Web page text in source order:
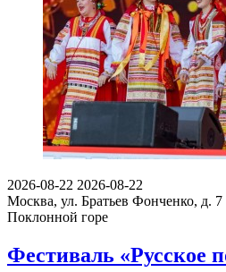
2026-08-22 2026-08-22
Москва, ул. Братьев Фонченко, д. 7
Поклонной горе
Фестиваль «Русское